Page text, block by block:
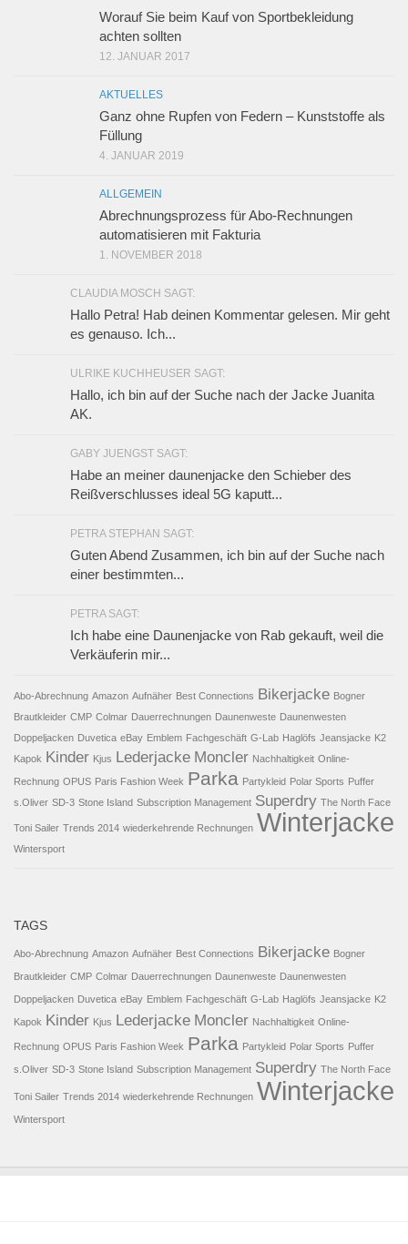
Worauf Sie beim Kauf von Sportbekleidung
achten sollten
12. JANUAR 2017
AKTUELLES
Ganz ohne Rupfen von Federn – Kunststoffe als
Füllung
4. JANUAR 2019
ALLGEMEIN
Abrechnungsprozess für Abo-Rechnungen
automatisieren mit Fakturia
1. NOVEMBER 2018
CLAUDIA MOSCH SAGT:
Hallo Petra! Hab deinen Kommentar gelesen. Mir geht
es genauso. Ich...
ULRIKE KUCHHEUSER SAGT:
Hallo, ich bin auf der Suche nach der Jacke Juanita
AK.
GABY JUENGST SAGT:
Habe an meiner daunenjacke den Schieber des
Reißverschlusses ideal 5G kaputt...
PETRA STEPHAN SAGT:
Guten Abend Zusammen, ich bin auf der Suche nach
einer bestimmten...
PETRA SAGT:
Ich habe eine Daunenjacke von Rab gekauft, weil die
Verkäuferin mir...
Abo-Abrechnung Amazon Aufnäher Best Connections Bikerjacke Bogner
Brautkleider CMP Colmar Dauerrechnungen Daunenweste Daunenwesten
Doppeljacken Duvetica eBay Emblem Fachgeschäft G-Lab Haglöfs Jeansjacke K2
Kapok
Kinder Kjus Lederjacke Moncler Nachhaltigkeit Online-
Rechnung OPUS Paris Fashion Week Parka Partykleid Polar Sports Puffer
s.Oliver SD-3 Stone Island Subscription Management Superdry The North Face
Toni Sailer Trends 2014 wiederkehrende Rechnungen Winterjacke
Wintersport
TAGS
Abo-Abrechnung Amazon Aufnäher Best Connections Bikerjacke Bogner
Brautkleider CMP Colmar Dauerrechnungen Daunenweste Daunenwesten
Doppeljacken Duvetica eBay Emblem Fachgeschäft G-Lab Haglöfs Jeansjacke K2
Kapok Kinder Kjus Lederjacke Moncler Nachhaltigkeit Online-
Rechnung OPUS Paris Fashion Week Parka Partykleid Polar Sports Puffer
s.Oliver SD-3 Stone Island Subscription Management Superdry The North Face
Toni Sailer Trends 2014 wiederkehrende Rechnungen Winterjacke
Wintersport